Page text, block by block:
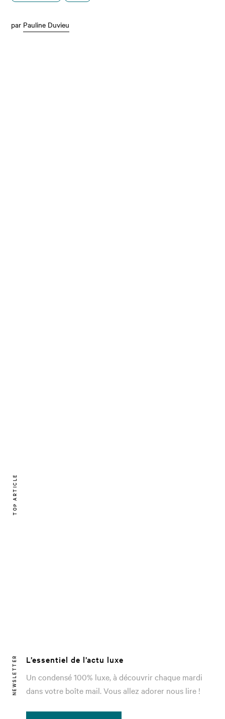
par Pauline Duvieu
TOP ARTICLE
NEWSLETTER
L’essentiel de l’actu luxe
Un condensé 100% luxe, à découvrir chaque mardi
dans votre boîte mail. Vous allez adorer nous lire !